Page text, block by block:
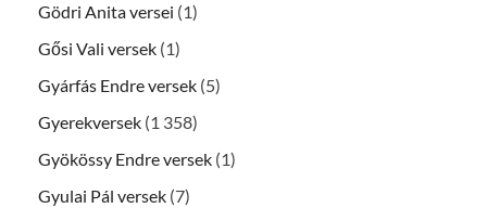
Gödri Anita versei (1)
Gősi Vali versek (1)
Gyárfás Endre versek (5)
Gyerekversek (1 358)
Gyökössy Endre versek (1)
Gyulai Pál versek (7)